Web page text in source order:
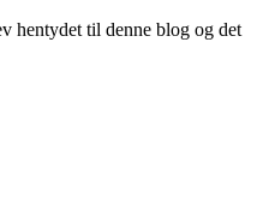
hentydet til denne blog og det